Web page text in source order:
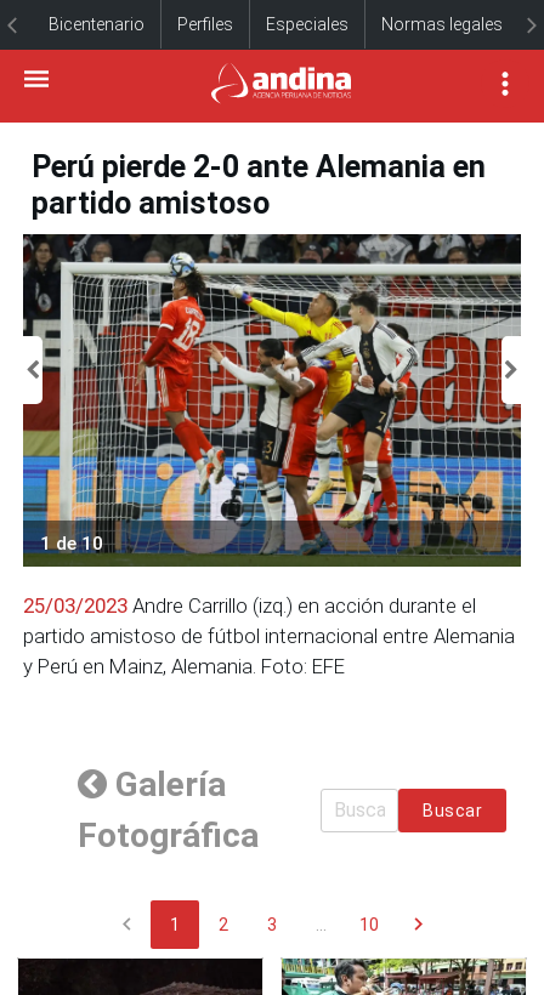
Bicentenario Perfiles Especiales Normas legales
Perú pierde 2-0 ante Alemania en
partido amistoso
1 de 10
25/03/2023 Andre Carrillo (izq.) en acción durante el
partido amistoso de fútbol internacional entre Alemania
y Perú en Mainz, Alemania. Foto: EFE
Galería
Fotográfica
Buscar
chevron_left 1 2 3 10 chevron_right